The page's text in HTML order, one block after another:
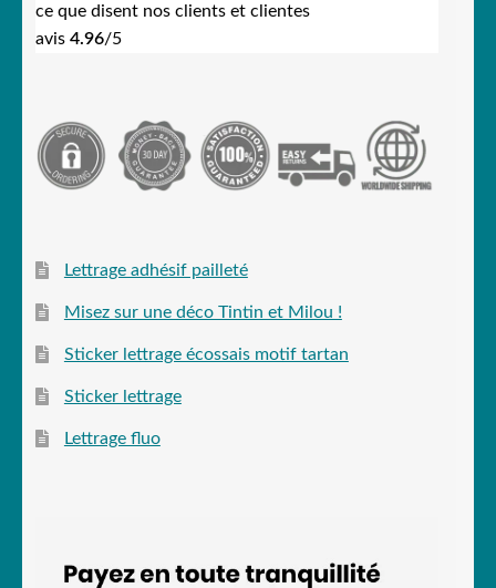
ce que disent nos clients et clientes
avis 4.96/5
Lettrage adhésif pailleté
Misez sur une déco Tintin et Milou !
Sticker lettrage écossais motif tartan
Sticker lettrage
Lettrage fluo